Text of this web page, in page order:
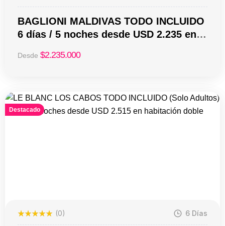
BAGLIONI MALDIVAS TODO INCLUIDO
6 días / 5 noches desde USD 2.235 en
Desde $2.235.000
Destacado
(0) 6 Días